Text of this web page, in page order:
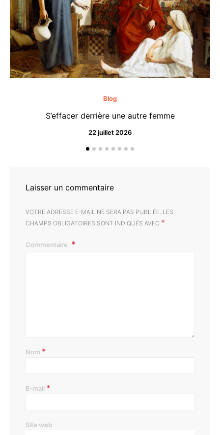
Blog
S’effacer derrière une autre femme
22 juillet 2026
Laisser un commentaire
VOTRE ADRESSE E-MAIL NE SERA PAS PUBLIÉE. LES
CHAMPS OBLIGATOIRES SONT INDIQUÉS AVEC *
Commentaire
Nom *
E-mail *
Site web